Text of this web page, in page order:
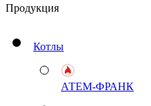
Продукция
Котлы
АТЕМ-ФРАНК